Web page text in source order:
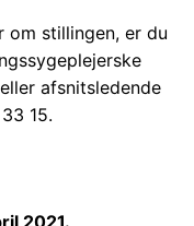
om stillingen, er du
afsnitsledende
15.